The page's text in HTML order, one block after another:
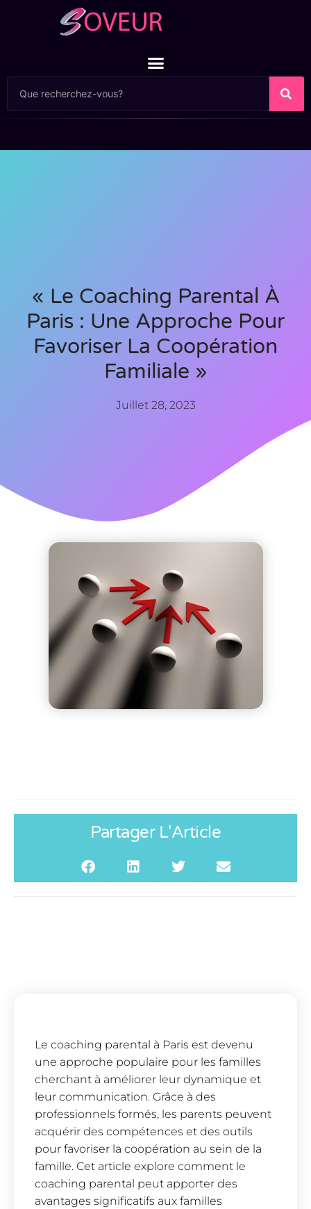
« Le Coaching Parental À
Paris : Une Approche Pour
Favoriser La Coopération
Familiale »
Juillet 28, 2023
Partager L'Article
Le coaching parental à Paris est devenu
une approche populaire pour les familles
cherchant à améliorer leur dynamique et
leur communication. Grâce à des
professionnels formés, les parents peuvent
acquérir des compétences et des outils
pour favoriser la coopération au sein de la
famille. Cet article explore comment le
coaching parental peut apporter des
avantages significatifs aux familles